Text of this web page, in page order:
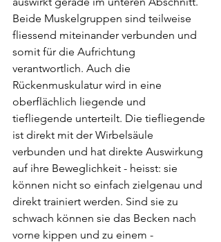
Beide Muskelgruppen sind teilweise
fliessend miteinander verbunden und
somit für die Aufrichtung
verantwortlich. Auch die
Rückenmuskulatur wird in eine
oberflächlich liegende und
tiefliegende unterteilt. Die tiefliegende
ist direkt mit der Wirbelsäule
verbunden und hat direkte Auswirkung
auf ihre Beweglichkeit - heisst: sie
können nicht so einfach zielgenau und
direkt trainiert werden. Sind sie zu
schwach können sie das Becken nach
vorne kippen und zu einem -